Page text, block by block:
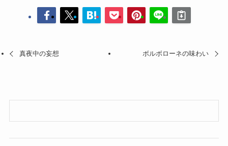
真夜中の妄想 ボルボローネの味わい